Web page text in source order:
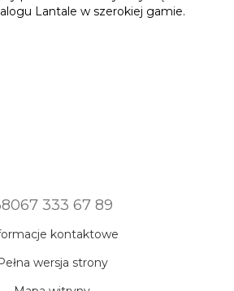
Lantale w szerokiej gamie.
333 67 89
kontaktowe
wersja strony